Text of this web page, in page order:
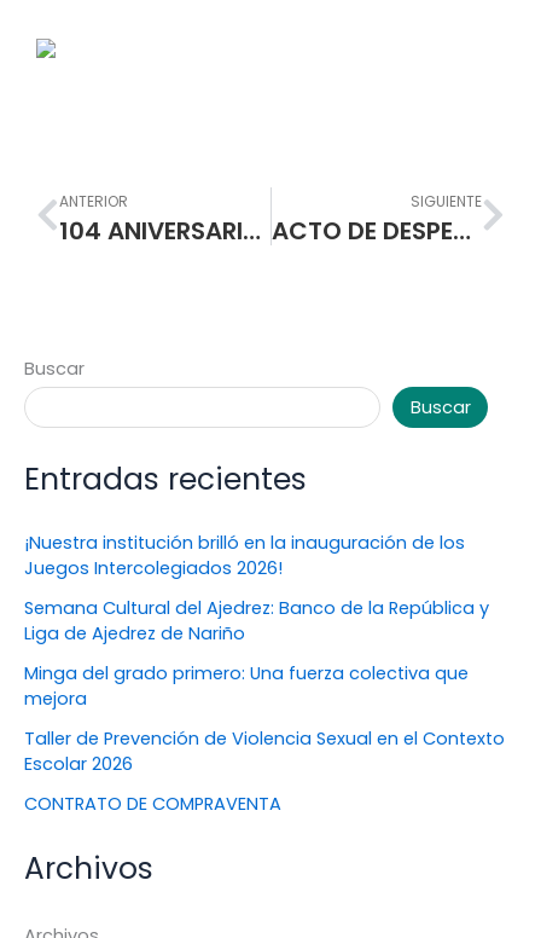
Prev
ANTERIOR
104 ANIVERSARIO DE LA ESCUELA NORMAL SUPERIOR DE PASTO
SIGUIENTE
ACTO DE DESPEDIDA GRADUADOS 2015
Buscar
Buscar
Entradas recientes
¡Nuestra institución brilló en la inauguración de los
Juegos Intercolegiados 2026!
Semana Cultural del Ajedrez: Banco de la República y
Liga de Ajedrez de Nariño
Minga del grado primero: Una fuerza colectiva que
mejora
Taller de Prevención de Violencia Sexual en el Contexto
Escolar 2026
CONTRATO DE COMPRAVENTA
Archivos